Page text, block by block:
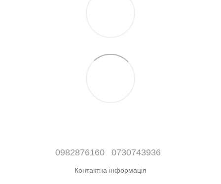
0982876160 0730743936
Контактна інформація